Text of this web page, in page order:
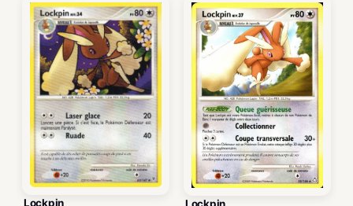
Lockpin Lockpin